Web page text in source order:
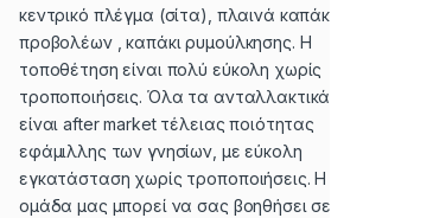
κεντρικό πλέγμα (σίτα), πλαινά καπάκια
προβολέων , καπάκι ρυμούλκησης. Η
τοποθέτηση είναι πολύ εύκολη χωρίς
τροποποιήσεις. Όλα τα ανταλλακτικά
είναι after market τέλειας ποιότητας
εφάμιλλης των γνησίων, με εύκολη
εγκατάσταση χωρίς τροποποιήσεις. Η
ομάδα μας μπορεί να σας βοηθήσει σε